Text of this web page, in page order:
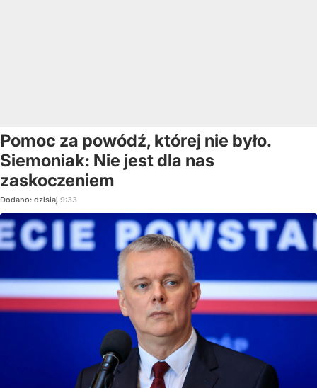
Pomoc za powódź, której nie było.
Siemoniak: Nie jest dla nas
zaskoczeniem
Dodano: dzisiaj 9:33